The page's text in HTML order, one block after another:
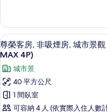
景
(Train,
Cleaning
once
for
3days,MAX
3P)
的
客
房,
非
吸
房,
海
景
(Train,
Cleaning
顯
示
尊
榮
客
房,
1
尊榮客房, 非吸煙房, 城市景
MAX 4P)
城市景
40 平方公尺
1 間臥室
可容納 4 人 (依實際入住人數